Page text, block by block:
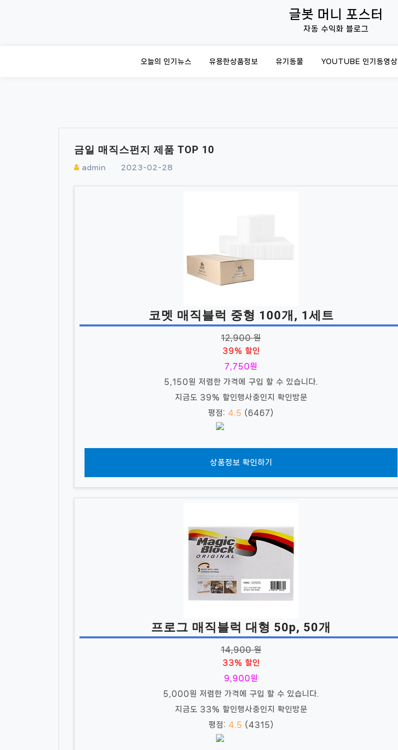
글봇 머니 포스터
자동 수익화 블로그
오늘의 인기뉴스 유용한상품정보 유기동물 YOUTUBE 인기동영상
금일 매직스펀지 제품 TOP 10
admin 2023-02-28
코멧 매직블럭 중형 100개, 1세트
12,900 원
39% 할인
7,750원
5,150원 저렴한 가격에 구입 할 수 있습니다.
지금도 39% 할인행사중인지 확인방문
평점: 4.5 (6467)
상품정보 확인하기
프로그 매직블럭 대형 50p, 50개
14,900 원
33% 할인
9,900원
5,000원 저렴한 가격에 구입 할 수 있습니다.
지금도 33% 할인행사중인지 확인방문
평점: 4.5 (4315)